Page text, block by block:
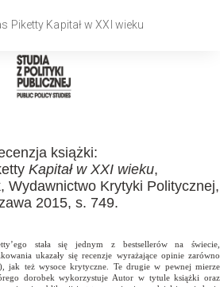
Piketty Kapitał w XXI wieku